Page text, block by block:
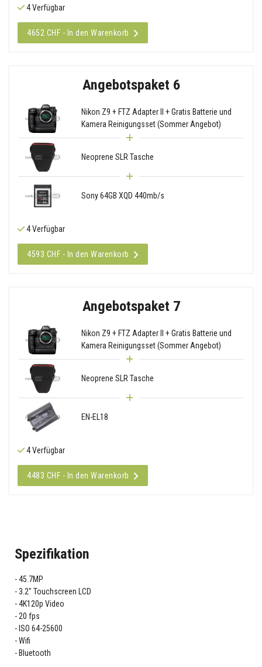
4 Verfügbar
4652 CHF - In den Warenkorb
Angebotspaket 6
Nikon Z9 + FTZ Adapter II + Gratis Batterie und
Kamera Reinigungsset (Sommer Angebot)
Neoprene SLR Tasche
Sony 64GB XQD 440mb/s
4 Verfügbar
4593 CHF - In den Warenkorb
Angebotspaket 7
Nikon Z9 + FTZ Adapter II + Gratis Batterie und
Kamera Reinigungsset (Sommer Angebot)
Neoprene SLR Tasche
EN-EL18
4 Verfügbar
4483 CHF - In den Warenkorb
Spezifikation
45.7MP
3.2" Touchscreen LCD
4K120p Video
20 fps
ISO 64-25600
Wifi
Bluetooth